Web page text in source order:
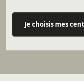
Je choisis mes